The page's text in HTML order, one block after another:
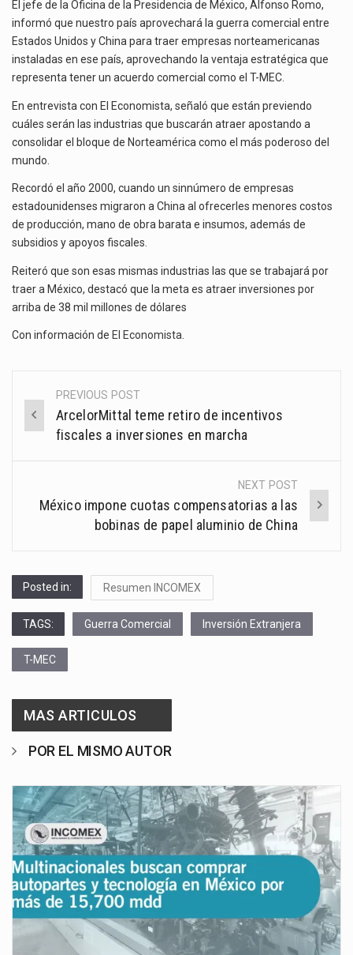
El gobierno de Estados Unidos anunciará un arancel del 15 % sobre los productos fabricados…
El Departamento de Agricultura de Estados Unidos (USDA) suspendió el 5 de agosto de 2026…
ESTADOS
UNIDOS
INSTALADAS
CHINA
El jefe de la Oficina de la Presidencia de México, Alfonso Romo,
informó que nuestro país aprovechará la guerra comercial entre
Estados Unidos y China para traer empresas norteamericanas
instaladas en ese país, aprovechando la ventaja estratégica que
representa tener un acuerdo comercial como el T-MEC.
En entrevista con El Economista, señaló que están previendo
cuáles serán las industrias que buscarán atraer apostando a
consolidar el bloque de Norteamérica como el más poderoso del
mundo.
Recordó el año 2000, cuando un sinnúmero de empresas
estadounidenses migraron a China al ofrecerles menores costos
de producción, mano de obra barata e insumos, además de
subsidios y apoyos fiscales.
Reiteró que son esas mismas industrias las que se trabajará por
traer a México, destacó que la meta es atraer inversiones por
arriba de 38 mil millones de dólares
Con información de El Economista.
Post
navigation
PREVIOUS POST
ArcelorMittal teme retiro de incentivos
fiscales a inversiones en marcha
NEXT POST
México impone cuotas compensatorias a las
bobinas de papel aluminio de China
Posted in: Resumen INCOMEX
TAGS: Guerra Comercial Inversión Extranjera
T-MEC
MAS ARTICULOS
POR EL MISMO AUTOR